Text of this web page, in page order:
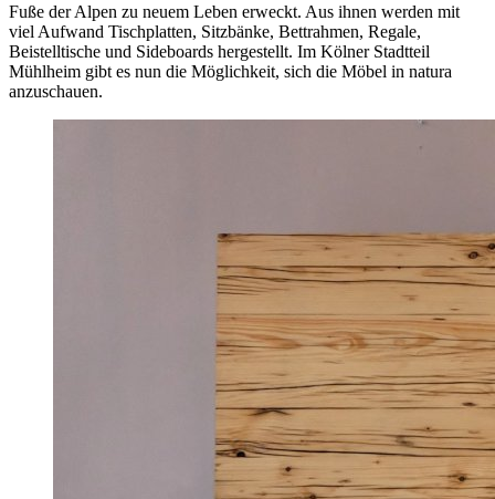
Fuße der Alpen zu neuem Leben erweckt. Aus ihnen werden mit
viel Aufwand Tischplatten, Sitzbänke, Bettrahmen, Regale,
Beistelltische und Sideboards hergestellt. Im Kölner Stadtteil
Mühlheim gibt es nun die Möglichkeit, sich die Möbel in natura
anzuschauen.